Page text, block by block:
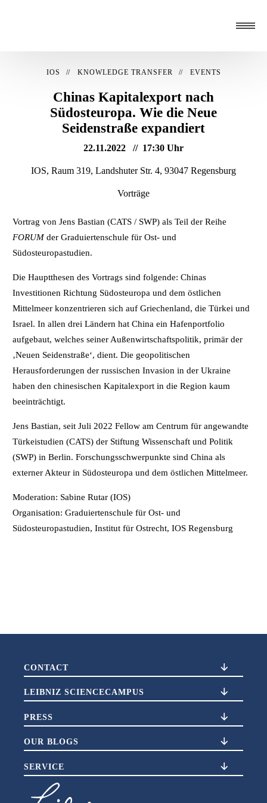
IOS KNOWLEDGE TRANSFER EVENTS
Chinas Kapitalexport nach
Südosteuropa. Wie die Neue
Seidenstraße expandiert
22.11.2022 17:30 Uhr
IOS, Raum 319, Landshuter Str. 4, 93047 Regensburg
Vorträge
Vortrag von Jens Bastian (CATS / SWP) als Teil der Reihe
FORUM der Graduiertenschule für Ost- und
Südosteuropastudien.
Die Hauptthesen des Vortrags sind folgende: Chinas
Investitionen Richtung Südosteuropa und dem östlichen
Mittelmeer konzentrieren sich auf Griechenland, die Türkei und
Israel. In allen drei Ländern hat China ein Hafenportfolio
aufgebaut, welches seiner Außenwirtschaftspolitik, primär der
‚Neuen Seidenstraße‘, dient. Die geopolitischen
Herausforderungen der russischen Invasion in der Ukraine
haben den chinesischen Kapitalexport in die Region kaum
beeinträchtigt.
Jens Bastian, seit Juli 2022 Fellow am Centrum für angewandte
Türkeistudien (CATS) der Stiftung Wissenschaft und Politik
(SWP) in Berlin. Forschungsschwerpunkte sind China als
externer Akteur in Südosteuropa und dem östlichen Mittelmeer.
Moderation: Sabine Rutar (IOS)
Organisation: Graduiertenschule für Ost- und
Südosteuropastudien, Institut für Ostrecht, IOS Regensburg
CONTACT
LEIBNIZ SCIENCECAMPUS
PRESS
OUR BLOGS
SERVICE